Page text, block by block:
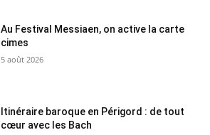
Au Festival Messiaen, on active la carte
cimes
5 août 2026
Itinéraire baroque en Périgord : de tout
cœur avec les Bach